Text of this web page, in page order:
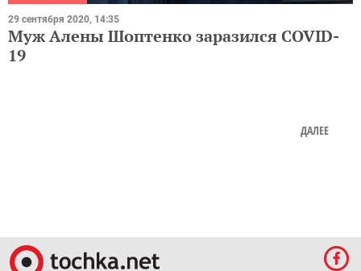
29 сентября 2020, 14:35
Муж Алены Шоптенко заразился COVID-
19
ДАЛЕЕ